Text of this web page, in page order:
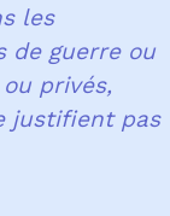
les
de guerre ou
privés,
justifient pas